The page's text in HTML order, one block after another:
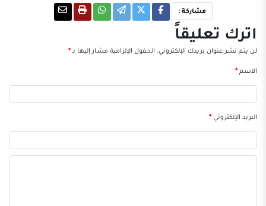
مشاركة :
اترك تعليقاً
لن يتم نشر عنوان بريدك الإلكتروني. الحقول الإلزامية مشار إليها بـ*
الاسم*
البريد الإلكتروني*